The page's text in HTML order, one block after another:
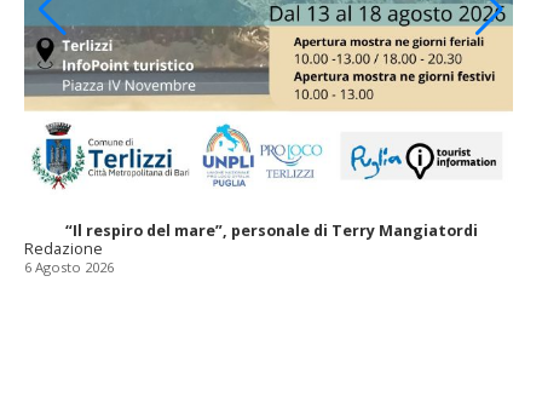
“Il respiro del mare”, personale di Terry Mangiatordi
Redazione
6 Agosto 2026